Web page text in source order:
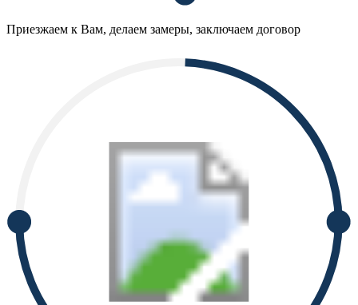
Приезжаем к Вам, делаем замеры, заключаем договор